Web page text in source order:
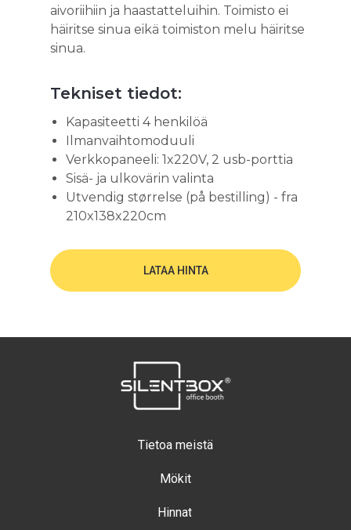
aivoriihiin ja haastatteluihin. Toimisto ei
häiritse sinua eikä toimiston melu häiritse
sinua.
Kapasiteetti 4 henkilöä
Ilmanvaihtomoduuli
Verkkopaneeli: 1x220V, 2 usb-porttia
Sisä- ja ulkovärin valinta
Utvendig størrelse (på bestilling) - fra
210x138x220cm
LATAA HINTA
Tekniset tiedot:
Tietoa meistä
Mökit
Hinnat